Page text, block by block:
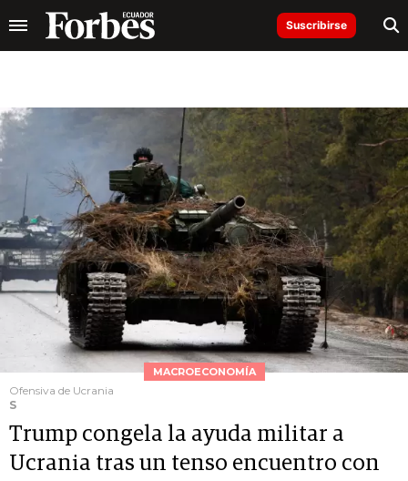
Suscribirse
MACROECONOMÍA
Ofensiva de Ucrania
S
Trump congela la ayuda militar a
Ucrania tras un tenso encuentro con